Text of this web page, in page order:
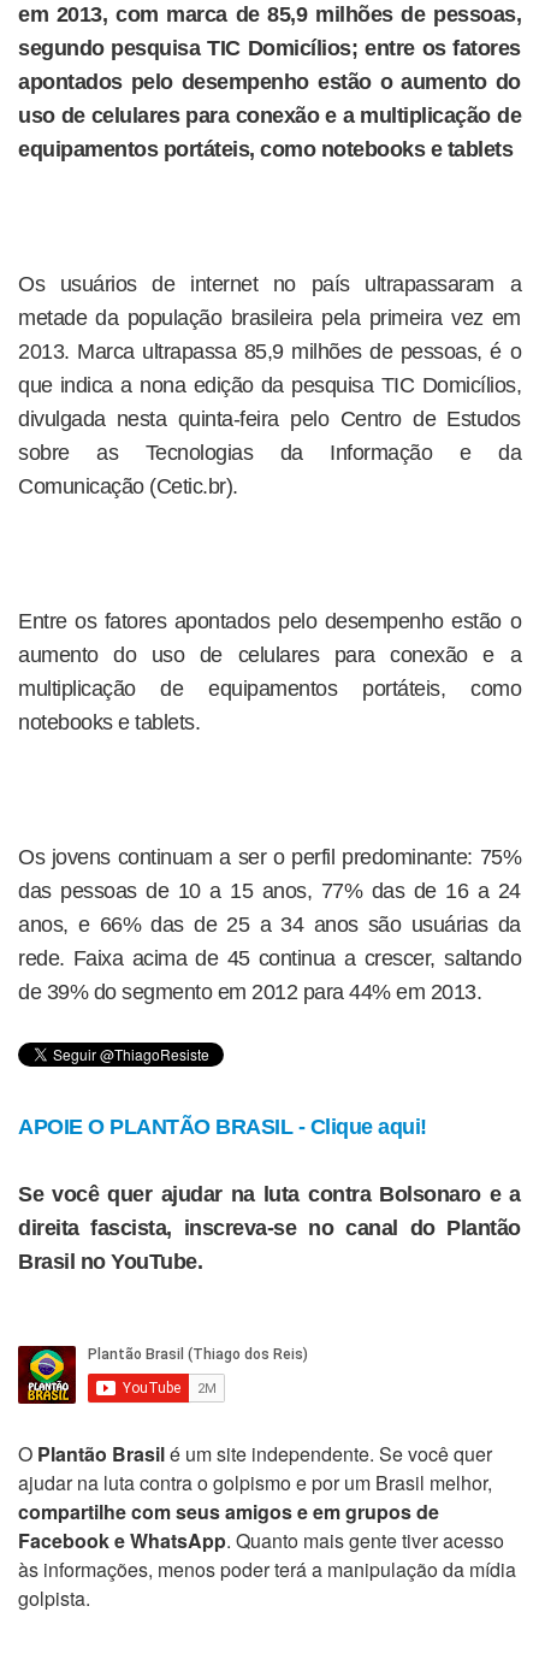
em 2013, com marca de 85,9 milhões de pessoas,
segundo pesquisa TIC Domicílios; entre os fatores
apontados pelo desempenho estão o aumento do
uso de celulares para conexão e a multiplicação de
equipamentos portáteis, como notebooks e tablets
Os usuários de internet no país ultrapassaram a
metade da população brasileira pela primeira vez em
2013. Marca ultrapassa 85,9 milhões de pessoas, é o
que indica a nona edição da pesquisa TIC Domicílios,
divulgada nesta quinta-feira pelo Centro de Estudos
sobre as Tecnologias da Informação e da
Comunicação (Cetic.br).
Entre os fatores apontados pelo desempenho estão o
aumento do uso de celulares para conexão e a
multiplicação de equipamentos portáteis, como
notebooks e tablets.
Os jovens continuam a ser o perfil predominante: 75%
das pessoas de 10 a 15 anos, 77% das de 16 a 24
anos, e 66% das de 25 a 34 anos são usuárias da
rede. Faixa acima de 45 continua a crescer, saltando
de 39% do segmento em 2012 para 44% em 2013.
APOIE O PLANTÃO BRASIL - Clique aqui!
Se você quer ajudar na luta contra Bolsonaro e a
direita fascista, inscreva-se no canal do Plantão
Brasil no YouTube.
O Plantão Brasilé um site independente. Se você quer
ajudar na luta contra o golpismo e por um Brasil melhor,
compartilhe com seus amigos e em grupos de
Facebook e WhatsApp. Quanto mais gente tiver acesso
às informações, menos poder terá a manipulação da mídia
golpista.